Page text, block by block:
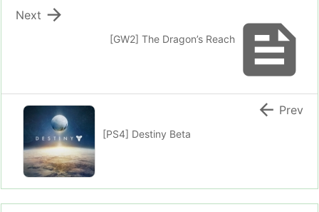

[GW2] The Dragon’s Reach

Next
[PS4] Destiny Beta
 Prev